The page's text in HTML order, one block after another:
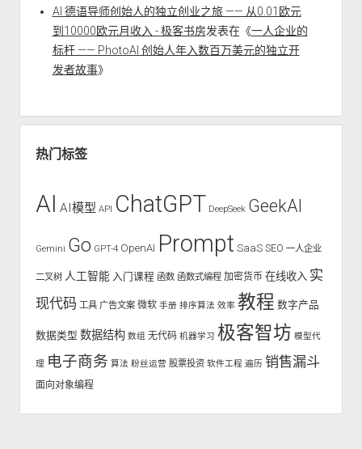
AI 德语导师创始人的独立创业之旅 —— 从0.01欧元
到10000欧元月收入 - 极客书房发表在《一人企业的
标杆 —— PhotoAI 创始人年入数百万美元的独立开
发者故事》
热门标签
AI AI模型 API ChatGPT DeepSeek GeekAI
Gemini Go GPT-4 OpenAI Prompt SaaS SEO 一人企业
二叉树 人工智能 入门课程 函数 函数式编程 加密货币 在线收入 实
现代码 工具 广告文案 微软 手册 排序算法 效率 教程 数字产品
数据类型 数据结构 数组 无代码 机器学习 极客智坊 模型代
理 电子商务 算法 粉丝运营 股票投资 软件工程 遍历 销售漏斗
面向对象编程